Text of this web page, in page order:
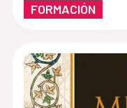
FORMACIÓN